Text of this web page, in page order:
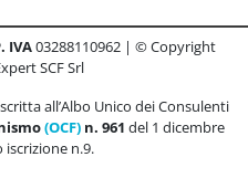
IVA03288110962 | © Copyright
SCF Srl
all’Albo Unico dei Consulenti
(OCF)n. 961 del 1 dicembre
iscrizione n.9.